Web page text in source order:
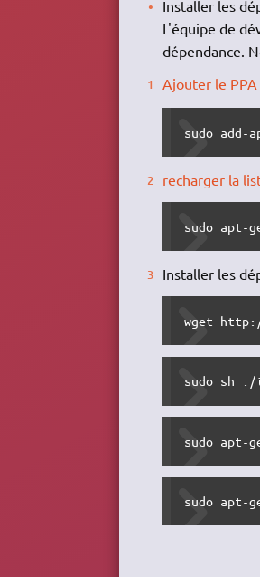
Installer les
L'équipe de
dépendance.
Ajouter le PPA
sudo add-
recharger la
sudo apt-
Installer les
wget
sudo sh
sudo apt-
sudo